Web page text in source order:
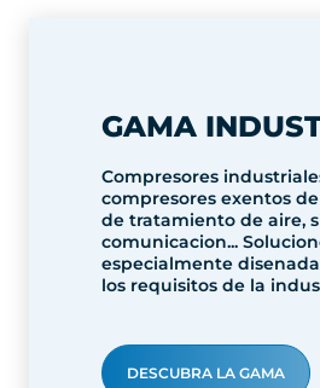
GAMA
Compresores
compresores exentos
de tratamiento de aire,
comunicacion...
especialmente
los requisitos de la
DESCUBRA LA GAMA